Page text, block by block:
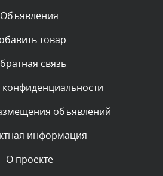
виден после проверки
Объявления
товар
связь
объявлений
информация
О проекте